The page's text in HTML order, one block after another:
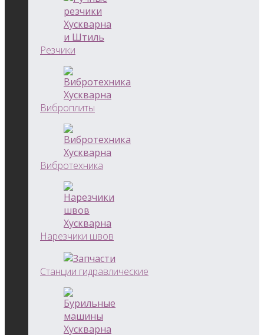
Резчики
Виброплиты
Вибротехника
Нарезчики швов
Станции гидравлические